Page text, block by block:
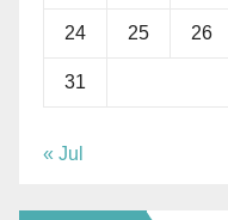
24 25 26
31
« Jul